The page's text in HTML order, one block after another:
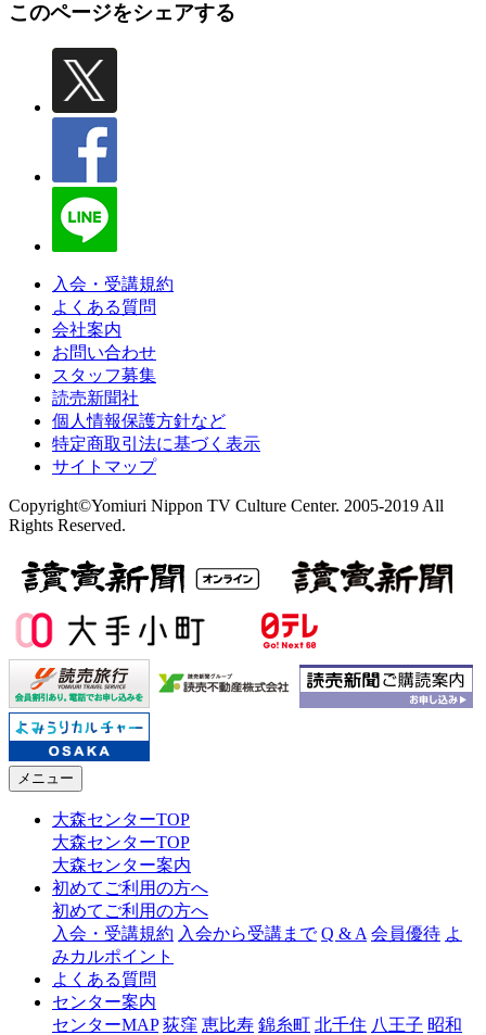
このページをシェアする
入会・受講規約
よくある質問
会社案内
お問い合わせ
スタッフ募集
読売新聞社
個人情報保護方針など
特定商取引法に基づく表示
サイトマップ
Copyright©Yomiuri Nippon TV Culture Center. 2005-2019 All
Rights Reserved.
メニュー
大森センターTOP
大森センターTOP
大森センター案内
初めてご利用の方へ
初めてご利用の方へ
入会・受講規約 入会から受講まで Q & A 会員優待 よ
みカルポイント
よくある質問
センター案内
センターMAP 荻窪 恵比寿 錦糸町 北千住 八王子 昭和